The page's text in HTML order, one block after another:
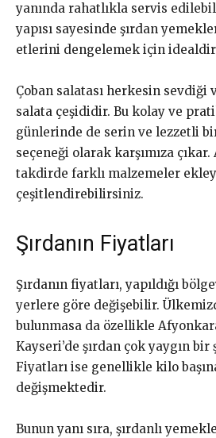
yanında rahatlıkla servis
yapısı sayesinde şırdan
etlerini dengelemek için
Çoban salatası herkesin sevdiği
salata çeşididir. Bu kolay ve
günlerinde de serin ve lezzetli
seçeneği olarak karşımıza
takdirde farklı malzemeler
çeşitlendirebilirsiniz.
Şırdanın Fiyatları
Şırdanın fiyatları, yapıldığı
yerlere göre değişebilir.
bulunmasa da özellikle
Kayseri’de şırdan çok yaygın
Fiyatları ise genellikle kilo
değişmektedir.
Bunun yanı sıra, şırdanlı